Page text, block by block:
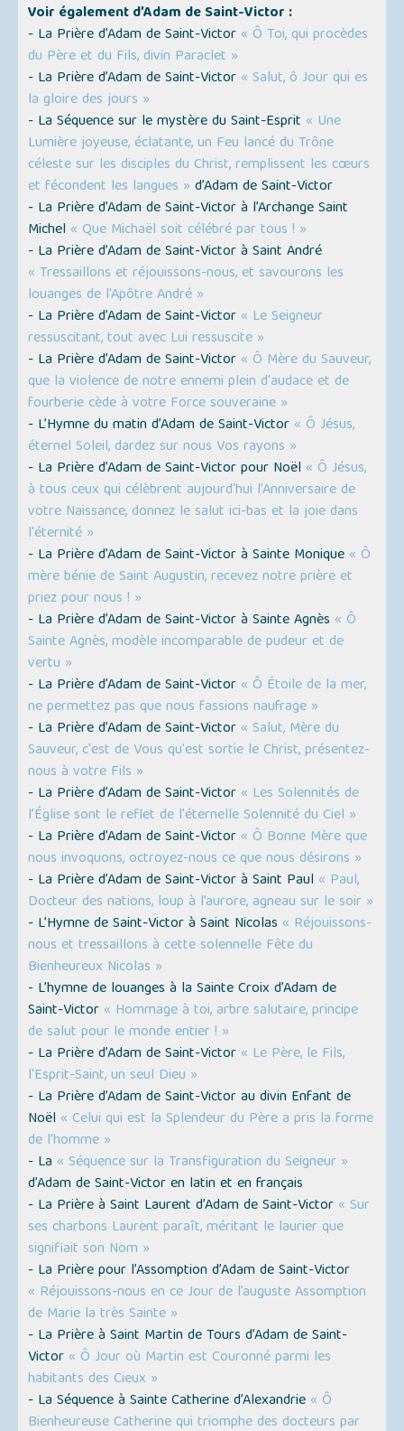
Voir également d’Adam de Saint-Victor :
- La Prière d’Adam de Saint-Victor « Ô Toi, qui procèdes
du Père et du Fils, divin Paraclet »
- La Prière d’Adam de Saint-Victor « Salut, ô Jour qui es
la gloire des jours »
- La Séquence sur le mystère du Saint-Esprit « Une
Lumière joyeuse, éclatante, un Feu lancé du Trône
céleste sur les disciples du Christ, remplissent les cœurs
et fécondent les langues » d’Adam de Saint-Victor
- La Prière d’Adam de Saint-Victor à l’Archange Saint
Michel « Que Michaël soit célébré par tous ! »
- La Prière d’Adam de Saint-Victor à Saint André
« Tressaillons et réjouissons-nous, et savourons les
louanges de l'Apôtre André »
- La Prière d’Adam de Saint-Victor « Le Seigneur
ressuscitant, tout avec Lui ressuscite »
- La Prière d’Adam de Saint-Victor « Ô Mère du Sauveur,
que la violence de notre ennemi plein d'audace et de
fourberie cède à votre Force souveraine »
- L’Hymne du matin d’Adam de Saint-Victor « Ô Jésus,
éternel Soleil, dardez sur nous Vos rayons »
- La Prière d’Adam de Saint-Victor pour Noël « Ô Jésus,
à tous ceux qui célèbrent aujourd'hui l’Anniversaire de
votre Naissance, donnez le salut ici-bas et la joie dans
l'éternité »
- La Prière d’Adam de Saint-Victor à Sainte Monique « Ô
mère bénie de Saint Augustin, recevez notre prière et
priez pour nous ! »
- La Prière d’Adam de Saint-Victor à Sainte Agnès « Ô
Sainte Agnès, modèle incomparable de pudeur et de
vertu »
- La Prière d’Adam de Saint-Victor « Ô Étoile de la mer,
ne permettez pas que nous fassions naufrage »
- La Prière d’Adam de Saint-Victor « Salut, Mère du
Sauveur, c'est de Vous qu'est sortie le Christ, présentez-
nous à votre Fils »
- La Prière d’Adam de Saint-Victor « Les Solennités de
l’Église sont le reflet de l'éternelle Solennité du Ciel »
- La Prière d’Adam de Saint-Victor « Ô Bonne Mère que
nous invoquons, octroyez-nous ce que nous désirons »
- La Prière d’Adam de Saint-Victor à Saint Paul « Paul,
Docteur des nations, loup à l’aurore, agneau sur le soir »
- L’Hymne de Saint-Victor à Saint Nicolas « Réjouissons-
nous et tressaillons à cette solennelle Fête du
Bienheureux Nicolas »
- L’hymne de louanges à la Sainte Croix d’Adam de
Saint-Victor « Hommage à toi, arbre salutaire, principe
de salut pour le monde entier ! »
- La Prière d’Adam de Saint-Victor « Le Père, le Fils,
l'Esprit-Saint, un seul Dieu »
- La Prière d’Adam de Saint-Victor au divin Enfant de
Noël « Celui qui est la Splendeur du Père a pris la forme
de l’homme »
- La « Séquence sur la Transfiguration du Seigneur »
d’Adam de Saint-Victor en latin et en français
- La Prière à Saint Laurent d’Adam de Saint-Victor « Sur
ses charbons Laurent paraît, méritant le laurier que
signifiait son Nom »
- La Prière pour l’Assomption d’Adam de Saint-Victor
« Réjouissons-nous en ce Jour de l’auguste Assomption
de Marie la très Sainte »
- La Prière à Saint Martin de Tours d’Adam de Saint-
Victor « Ô Jour où Martin est Couronné parmi les
habitants des Cieux »
- La Séquence à Sainte Catherine d’Alexandrie « Ô
Bienheureuse Catherine qui triomphe des docteurs par